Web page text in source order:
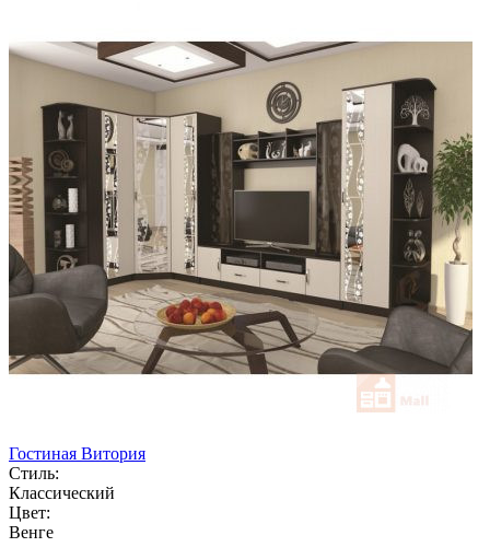
Гостиная Витория
Стиль:
Классический
Цвет:
Венге